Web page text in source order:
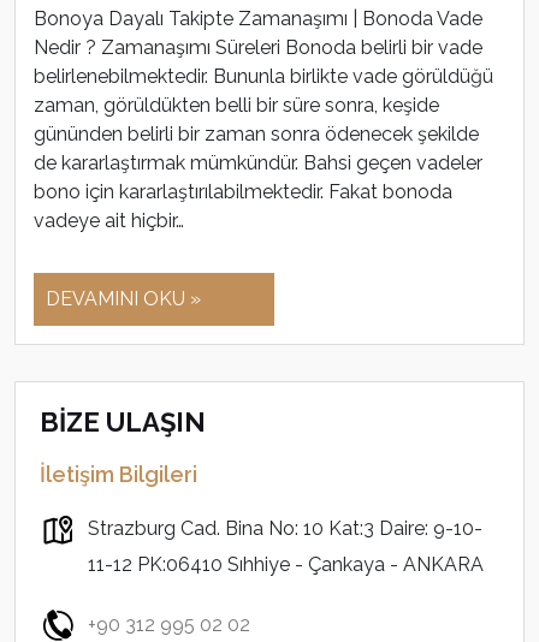
Bonoya Dayalı Takipte Zamanaşımı | Bonoda Vade
Nedir ? Zamanaşımı Süreleri Bonoda belirli bir vade
belirlenebilmektedir. Bununla birlikte vade görüldüğü
zaman, görüldükten belli bir süre sonra, keşide
gününden belirli bir zaman sonra ödenecek şekilde
de kararlaştırmak mümkündür. Bahsi geçen vadeler
bono için kararlaştırılabilmektedir. Fakat bonoda
vadeye ait hiçbir…
DEVAMINI OKU »
BİZE ULAŞIN
İletişim Bilgileri
Strazburg Cad. Bina No: 10 Kat:3 Daire: 9-10-
11-12 PK:06410 Sıhhiye - Çankaya - ANKARA
+90 312 995 02 02